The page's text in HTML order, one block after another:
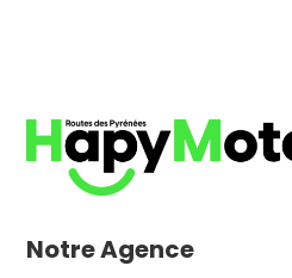
Notre Agence